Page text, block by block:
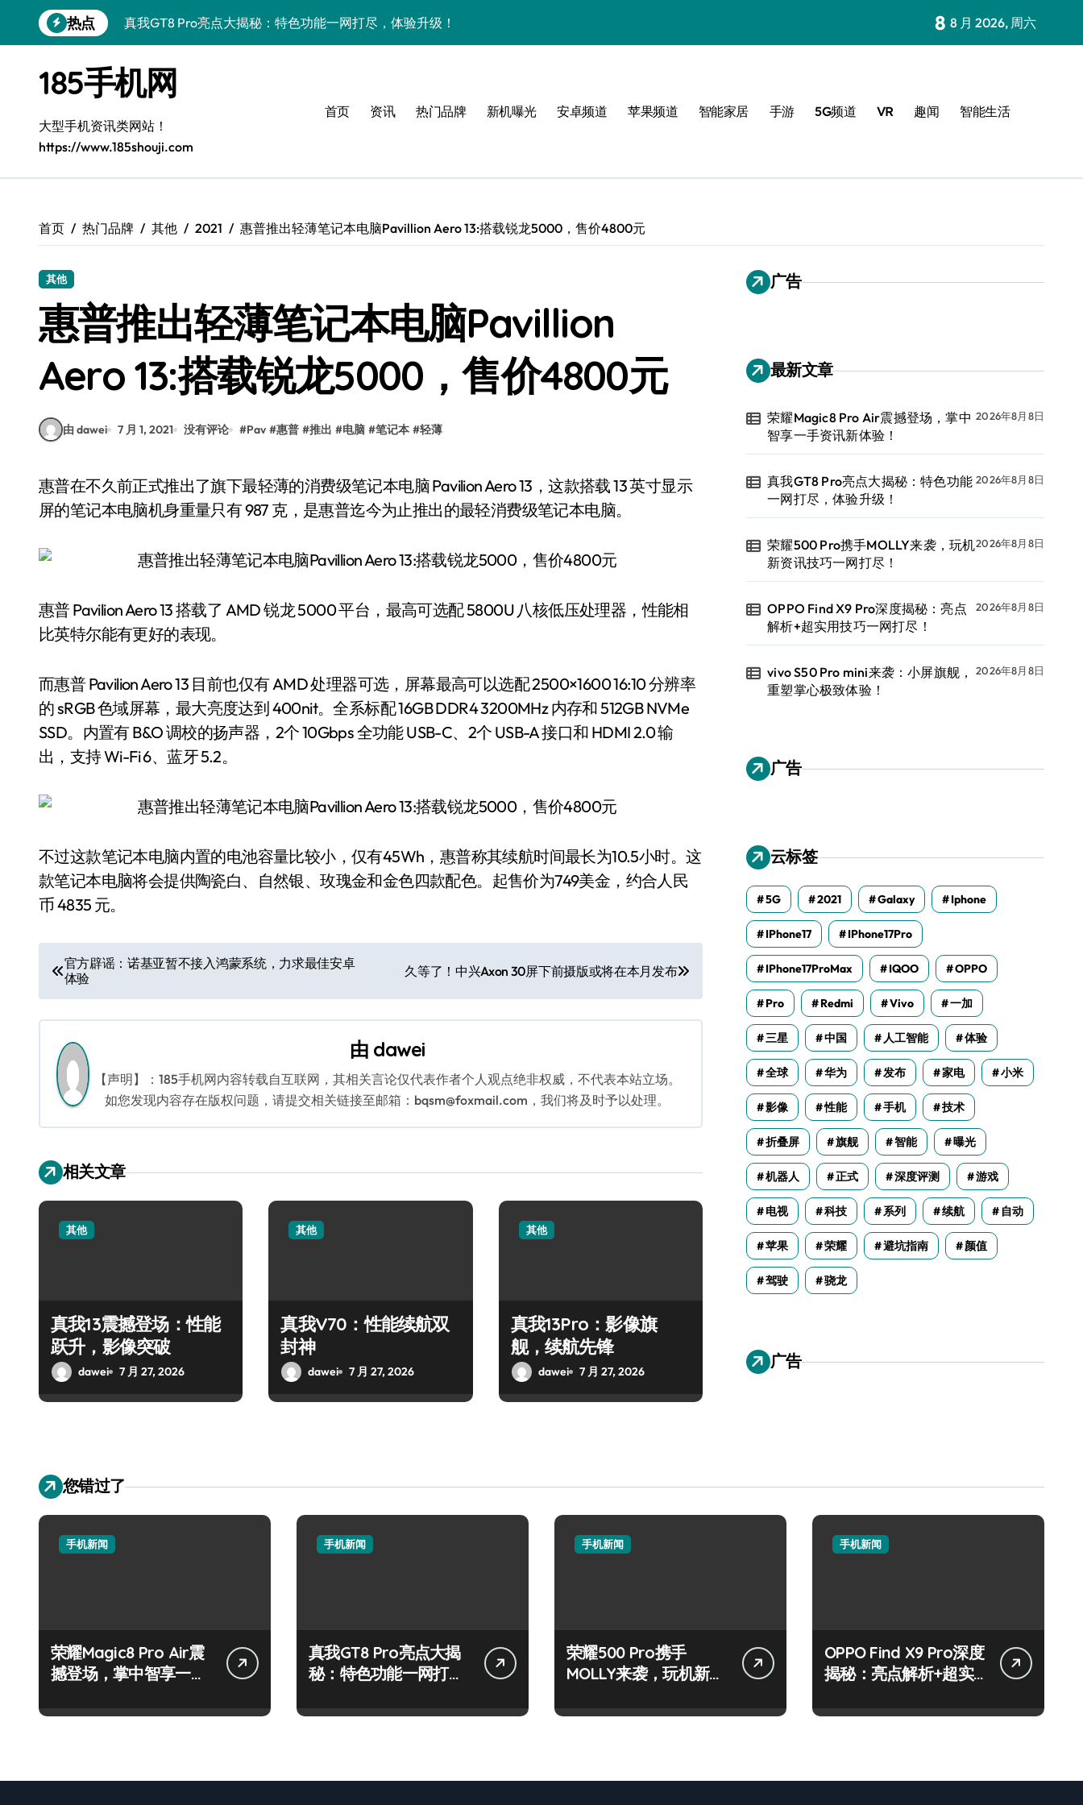
到
热点
真我GT8 Pro亮点大揭秘：特色功能一网打尽，体验升级！
OPPO Find X9 Pro深度揭秘：亮点解析+超实用技巧一网打尽！
vivo S50 Pro mini来袭：小屏旗舰，重塑掌心极致体验！
REDMI K90深度揭秘：超强配置亮点，一文全掌握！
三星W26重磅来袭！速览资讯，畅享前沿智能科技新体验！
华为nova 15 Ultra新功能解锁，限时优惠速来把握！
荣耀Magic8 Pro Air震撼登场，掌中智享一手资讯新体验！
8 8 月 2026, 周六
185手机网
大型手机资讯类网站！
https://www.185shouji.com
首页 资讯 热门品牌 新机曝光 安卓频道 苹果频道 智能家居 手游 5G频道 VR 趣闻 智能生活
首页 热门品牌 其他 2021 惠普推出轻薄笔记本电脑Pavillion Aero 13:搭载锐龙5000，售价4800元
其他
惠普推出轻薄笔记本电脑Pavillion
Aero 13:搭载锐龙5000，售价4800元
由 dawei 7 月 1, 2021 没有评论 #Pav #惠普 #推出 #电脑 #笔记本 #轻薄
惠普在不久前正式推出了旗下最轻薄的消费级笔记本电脑 Pavilion Aero 13，这款搭载 13 英寸显示
屏的笔记本电脑机身重量只有 987 克，是惠普迄今为止推出的最轻消费级笔记本电脑。
惠普 Pavilion Aero 13 搭载了 AMD 锐龙 5000 平台，最高可选配 5800U 八核低压处理器，性能相
比英特尔能有更好的表现。
而惠普 Pavilion Aero 13 目前也仅有 AMD 处理器可选，屏幕最高可以选配 2500×1600 16:10 分辨率
的 sRGB 色域屏幕，最大亮度达到 400nit。全系标配 16GB DDR4 3200MHz 内存和 512GB NVMe
SSD。内置有 B&O 调校的扬声器，2个 10Gbps 全功能 USB-C、2个 USB-A 接口和 HDMI 2.0 输
出，支持 Wi-Fi 6、蓝牙 5.2。
不过这款笔记本电脑内置的电池容量比较小，仅有45Wh，惠普称其续航时间最长为10.5小时。这
款笔记本电脑将会提供陶瓷白、自然银、玫瑰金和金色四款配色。起售价为749美金，约合人民
币 4835 元。
文
章
导
航
官方辟谣：诺基亚暂不接入鸿蒙系统，力求最佳安卓
体验
久等了！中兴Axon 30屏下前摄版或将在本月发布
由 dawei
【声明】：185手机网内容转载自互联网，其相关言论仅代表作者个人观点绝非权威，不代表本站立场。
如您发现内容存在版权问题，请提交相关链接至邮箱：bqsm@foxmail.com，我们将及时予以处理。
相关文章
其他
真我13震撼登场：性能
跃升，影像突破
dawei 7 月 27, 2026
其他
真我V70：性能续航双
封神
dawei 7 月 27, 2026
其他
真我13Pro：影像旗
舰，续航先锋
dawei 7 月 27, 2026
广告
最新文章
荣耀Magic8 Pro Air震撼登场，掌中
智享一手资讯新体验！
2026年8月8日
真我GT8 Pro亮点大揭秘：特色功能
一网打尽，体验升级！
2026年8月8日
荣耀500 Pro携手MOLLY来袭，玩机
新资讯技巧一网打尽！
2026年8月8日
OPPO Find X9 Pro深度揭秘：亮点
解析+超实用技巧一网打尽！
2026年8月8日
vivo S50 Pro mini来袭：小屏旗舰，
重塑掌心极致体验！
2026年8月8日
广告
云标签
5G 2021 Galaxy Iphone
IPhone17 IPhone17Pro
IPhone17ProMax IQOO OPPO
Pro Redmi Vivo 一加
三星 中国 人工智能 体验
全球 华为 发布 家电 小米
影像 性能 手机 技术
折叠屏 旗舰 智能 曝光
机器人 正式 深度评测 游戏
电视 科技 系列 续航 自动
苹果 荣耀 避坑指南 颜值
驾驶 骁龙
广告
您错过了
手机新闻
荣耀Magic8 Pro Air震
撼登场，掌中智享一手
手机新闻
真我GT8 Pro亮点大揭
秘：特色功能一网打
手机新闻
荣耀500 Pro携手
MOLLY来袭，玩机新资
手机新闻
OPPO Find X9 Pro深度
揭秘：亮点解析+超实